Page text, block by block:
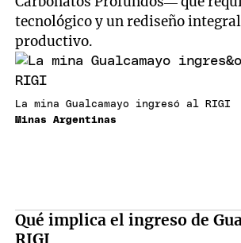
tecnológico y un rediseño
productivo.
La mina Gualcamayo ingresó al RIGI
Minas Argentinas
Qué implica el ingreso de
RIGI